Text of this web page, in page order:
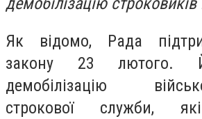
Як відомо, Рада
закону 23 лютого.
демобілізацію
строкової служби,